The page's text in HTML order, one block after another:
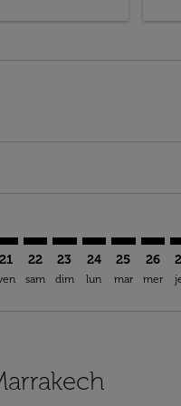
cmp-view-offers-
cmp-view-offers-
NIM–RAK: cmp-view-
21
NIM–RAK: cmp-view-
22
sam
NIM–RAK: cmp-
23
dim
NIM–RAK:
24
lun
25
mar
26
mer